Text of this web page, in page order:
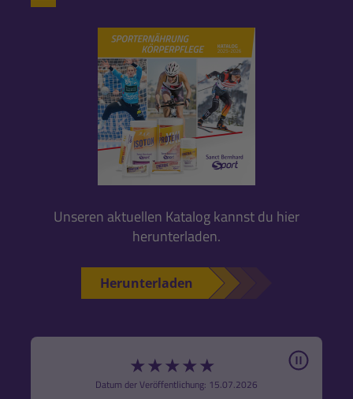
Unseren aktuellen Katalog kannst du hier
herunterladen.
Herunterladen
★★★★★
Datum der Veröffentlichung: 15.07.2026
Pause